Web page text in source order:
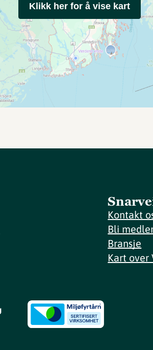
Klikk her for å vise kart
Kontakt
Bli
Bransje
Kart over